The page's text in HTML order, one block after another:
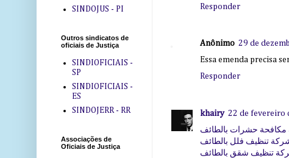
Responder
Anônimo 29 de
Essa emenda precisa
Responder
khairy 22 de fevereiro
حشرات بالطائف
تنظيف فلل بالطائف
تنظيف شقق بالطائف
SINDOJUS - PI
Outros sindicatos de
oficiais de Justiça
SINDIOFICIAIS -
SP
SINDIOFICIAIS -
ES
SINDOJERR - RR
Associações de
Oficiais de Justiça